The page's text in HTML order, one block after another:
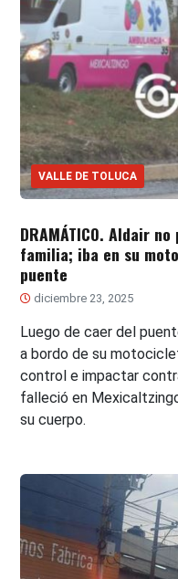
VALLE DE TOLUCA
DRAMÁTICO. Aldair
familia; iba en su
puente
diciembre 23, 2025
Luego de caer del
a bordo de su
control e impactar
falleció en
su cuerpo.